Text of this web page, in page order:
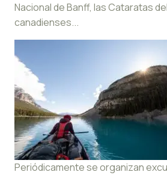
Nacional de Banff, las Cataratas
canadienses...
Periódicamente se organizan